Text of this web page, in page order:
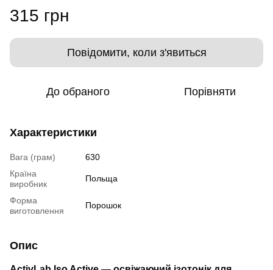
315 грн
Повідомити, коли з'явиться
До обраного Порівняти
Характеристики
Вага (грам)
630
Країна
виробник
Польща
Форма
виготовлення
Порошок
Опис